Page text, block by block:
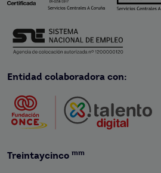
Entidad colaboradora con:
Treintaycinco mm